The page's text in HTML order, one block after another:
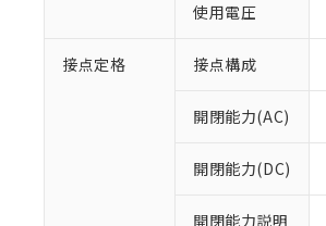
使用電圧
接点定格 接点構成
開閉能力(AC)
開閉能力(DC)
開閉能力説明